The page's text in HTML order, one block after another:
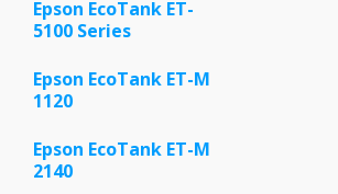
Epson EcoTank ET-
5100 Series
Epson EcoTank ET-M
1120
Epson EcoTank ET-M
2140